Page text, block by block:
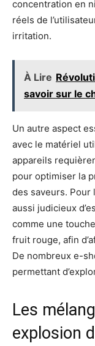
concentration en
réels de
irritation.
À Lire
savoir sur le
Un autre aspect
avec le matériel
appareils
pour optimiser la
des saveurs. Pour
aussi judicieux
comme une
fruit rouge, afin
De nombreux e-
permettant
Les
explosion